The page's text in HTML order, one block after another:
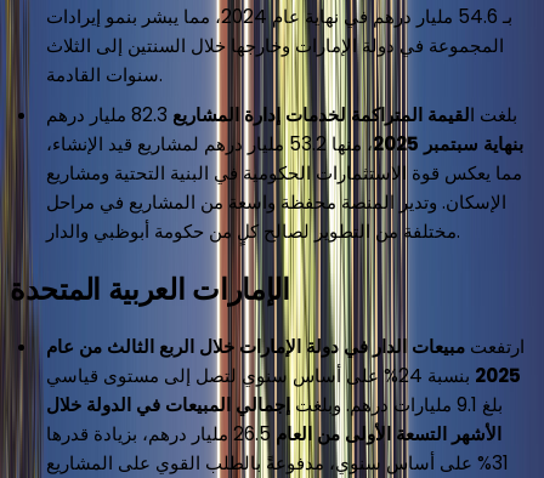
بـ 54.6 مليار درهم في نهاية عام 2024، مما يبشر بنمو إيرادات
المجموعة في دولة الإمارات وخارجها خلال السنتين إلى الثلاث
سنوات القادمة.
بلغت القيمة المتراكمة لخدمات إدارة المشاريع
بنهاية سبتمبر 2025
، منها 53.2 مليار درهم لمشاريع قيد الإنشاء،
مما يعكس قوة الاستثمارات الحكومية في البنية التحتية ومشاريع
الإسكان. وتدير المنصة محفظة واسعة من المشاريع في مراحل
مختلفة من التطوير لصالح كلٍ من حكومة أبوظبي والدار.
الإمارات العربية المتحدة
ارتفعت مبيعات الدار في دولة الإمارات خلال الربع الثالث من عام
2025
بنسبة 24% على أساس سنوي لتصل إلى مستوى قياسي
بلغ 9.1 مليارات درهم. وبلغت
إجمالي المبيعات في الدولة خلال
الأشهر التسعة الأولى من العام
26.5 مليار درهم، بزيادة قدرها
31% على أساس سنوي، مدفوعةً بالطلب القوي على المشاريع